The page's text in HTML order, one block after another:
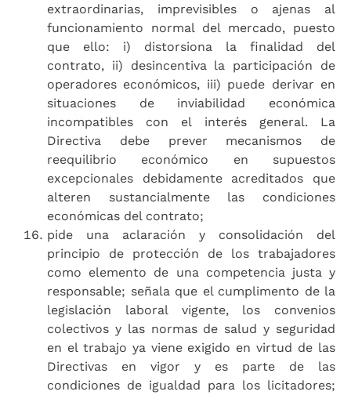
extraordinarias, imprevisibles o ajenas al
funcionamiento normal del mercado, puesto
que ello: i) distorsiona la finalidad del
contrato, ii) desincentiva la participación de
operadores económicos, iii) puede derivar en
situaciones de inviabilidad económica
incompatibles con el interés general. La
Directiva debe prever mecanismos de
reequilibrio económico en supuestos
excepcionales debidamente acreditados que
alteren sustancialmente las condiciones
económicas del contrato;
pide una aclaración y consolidación del
principio de protección de los trabajadores
como elemento de una competencia justa y
responsable; señala que el cumplimento de la
legislación laboral vigente, los convenios
colectivos y las normas de salud y seguridad
en el trabajo ya viene exigido en virtud de las
Directivas en vigor y es parte de las
condiciones de igualdad para los licitadores;